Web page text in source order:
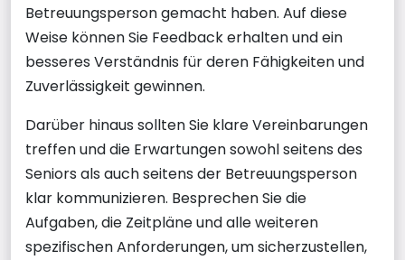
Betreuungsperson gemacht haben. Auf diese
Weise können Sie Feedback erhalten und ein
besseres Verständnis für deren Fähigkeiten und
Zuverlässigkeit gewinnen.
Darüber hinaus sollten Sie klare Vereinbarungen
treffen und die Erwartungen sowohl seitens des
Seniors als auch seitens der Betreuungsperson
klar kommunizieren. Besprechen Sie die
Aufgaben, die Zeitpläne und alle weiteren
spezifischen Anforderungen, um sicherzustellen,